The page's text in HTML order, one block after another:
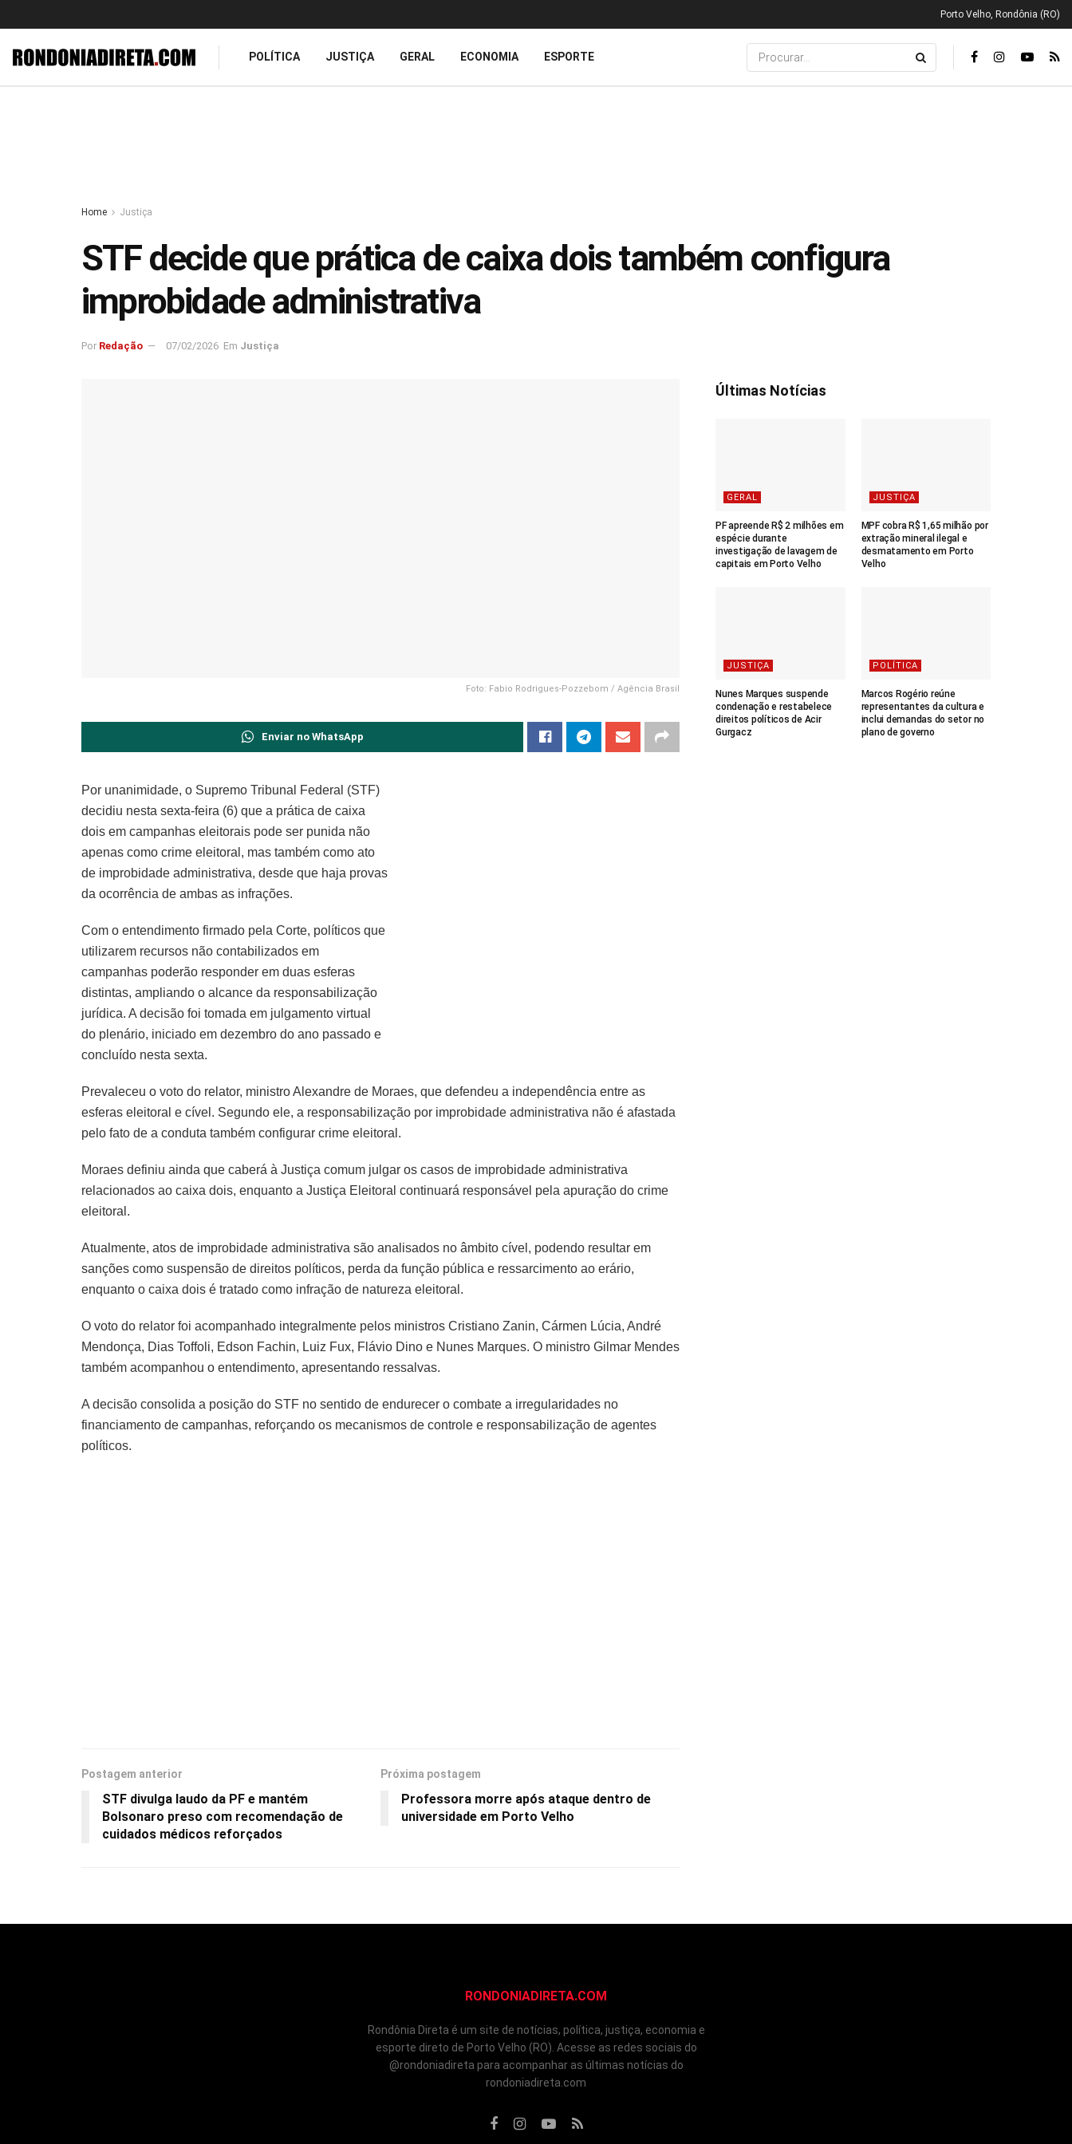
Porto Velho, Rondônia (RO)
POLÍTICA JUSTIÇA GERAL ECONOMIA ESPORTE
Home Justiça
STF decide que prática de caixa dois também configura
improbidade administrativa
Por Redação 07/02/2026 Em Justiça
Foto: Fabio Rodrigues-Pozzebom / Agência Brasil
Enviar no WhatsApp
Por unanimidade, o Supremo Tribunal Federal (STF)
decidiu nesta sexta-feira (6) que a prática de caixa
dois em campanhas eleitorais pode ser punida não
apenas como crime eleitoral, mas também como ato
de improbidade administrativa, desde que haja provas
da ocorrência de ambas as infrações.
Com o entendimento firmado pela Corte, políticos que
utilizarem recursos não contabilizados em
campanhas poderão responder em duas esferas
distintas, ampliando o alcance da responsabilização
jurídica. A decisão foi tomada em julgamento virtual
do plenário, iniciado em dezembro do ano passado e
concluído nesta sexta.
Prevaleceu o voto do relator, ministro Alexandre de Moraes, que defendeu a independência entre as
esferas eleitoral e cível. Segundo ele, a responsabilização por improbidade administrativa não é afastada
pelo fato de a conduta também configurar crime eleitoral.
Moraes definiu ainda que caberá à Justiça comum julgar os casos de improbidade administrativa
relacionados ao caixa dois, enquanto a Justiça Eleitoral continuará responsável pela apuração do crime
eleitoral.
Atualmente, atos de improbidade administrativa são analisados no âmbito cível, podendo resultar em
sanções como suspensão de direitos políticos, perda da função pública e ressarcimento ao erário,
enquanto o caixa dois é tratado como infração de natureza eleitoral.
O voto do relator foi acompanhado integralmente pelos ministros Cristiano Zanin, Cármen Lúcia, André
Mendonça, Dias Toffoli, Edson Fachin, Luiz Fux, Flávio Dino e Nunes Marques. O ministro Gilmar Mendes
também acompanhou o entendimento, apresentando ressalvas.
A decisão consolida a posição do STF no sentido de endurecer o combate a irregularidades no
financiamento de campanhas, reforçando os mecanismos de controle e responsabilização de agentes
políticos.
Postagem anterior
STF divulga laudo da PF e mantém
Bolsonaro preso com recomendação de
cuidados médicos reforçados
Próxima postagem
Professora morre após ataque dentro de
universidade em Porto Velho
Últimas Notícias
GERAL
PF apreende R$ 2 milhões em
espécie durante
investigação de lavagem de
capitais em Porto Velho
JUSTIÇA
MPF cobra R$ 1,65 milhão por
extração mineral ilegal e
desmatamento em Porto
Velho
JUSTIÇA
Nunes Marques suspende
condenação e restabelece
direitos políticos de Acir
Gurgacz
POLÍTICA
Marcos Rogério reúne
representantes da cultura e
inclui demandas do setor no
plano de governo
RONDONIADIRETA.COM
Rondônia Direta é um site de notícias, política, justiça, economia e
esporte direto de Porto Velho (RO). Acesse as redes sociais do
@rondoniadireta para acompanhar as últimas notícias do
rondoniadireta.com